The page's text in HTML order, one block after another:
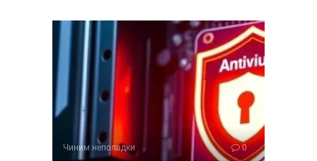
Чиним неполадки 0